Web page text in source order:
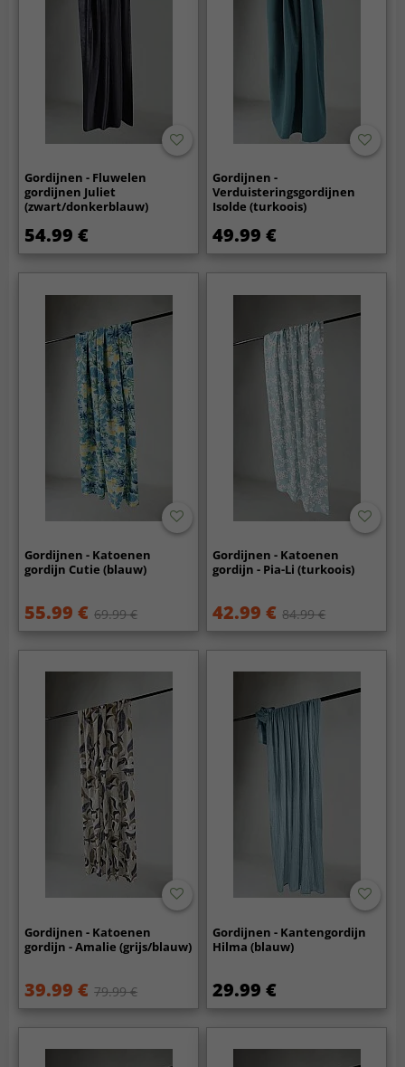
Gordijnen - Fluwelen
gordijnen Juliet
(zwart/donkerblauw)
54.99 €
Gordijnen -
Verduisteringsgordijnen
Isolde (turkoois)
49.99 €
Gordijnen - Katoenen
gordijn Cutie (blauw)
55.99 € 69.99 €
Gordijnen - Katoenen
gordijn - Pia-Li (turkoois)
42.99 € 84.99 €
Gordijnen - Katoenen
gordijn - Amalie (grijs/blauw)
39.99 € 79.99 €
Gordijnen - Kantengordijn
Hilma (blauw)
29.99 €